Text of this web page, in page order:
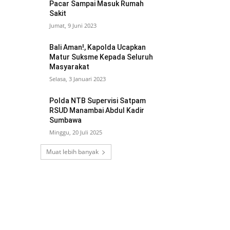
Pacar Sampai Masuk Rumah
Sakit
Jumat, 9 Juni 2023
Bali Aman!, Kapolda Ucapkan
Matur Suksme Kepada Seluruh
Masyarakat
Selasa, 3 Januari 2023
Polda NTB Supervisi Satpam
RSUD Manambai Abdul Kadir
Sumbawa
Minggu, 20 Juli 2025
Muat lebih banyak